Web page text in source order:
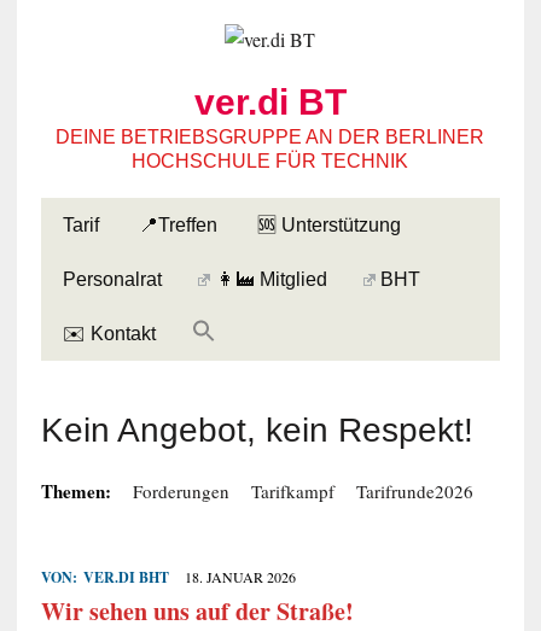
ver.di BT
DEINE BETRIEBSGRUPPE AN DER BERLINER
HOCHSCHULE FÜR TECHNIK
Tarif 📍Treffen 🆘 Unterstützung
Personalrat 👩‍🏭 Mitglied BHT
✉️ Kontakt
Kein Angebot, kein Respekt!
Themen: Forderungen Tarifkampf Tarifrunde2026
VON: VER.DI BHT 18. JANUAR 2026
Wir sehen uns auf der Straße!